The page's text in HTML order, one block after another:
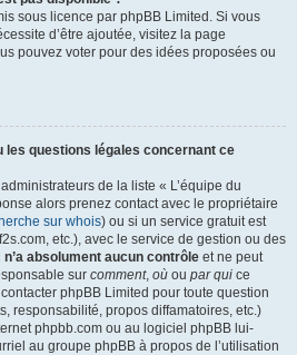
sous licence par phpBB Limited. Si vous
d’être ajoutée, visitez la page
pouvez voter pour des idées proposées ou
les questions légales concernant ce
de la liste « L’équipe du
alors prenez contact avec le propriétaire
sur whois) ou si un service gratuit est
etc.), avec le service de gestion ou des
n’a absolument aucun contrôle et ne peut
sur comment, où ou par qui ce
phpBB Limited pour toute question
responsabilité, propos diffamatoires, etc.)
phpbb.com ou au logiciel phpBB lui-
au groupe phpBB à propos de l’utilisation